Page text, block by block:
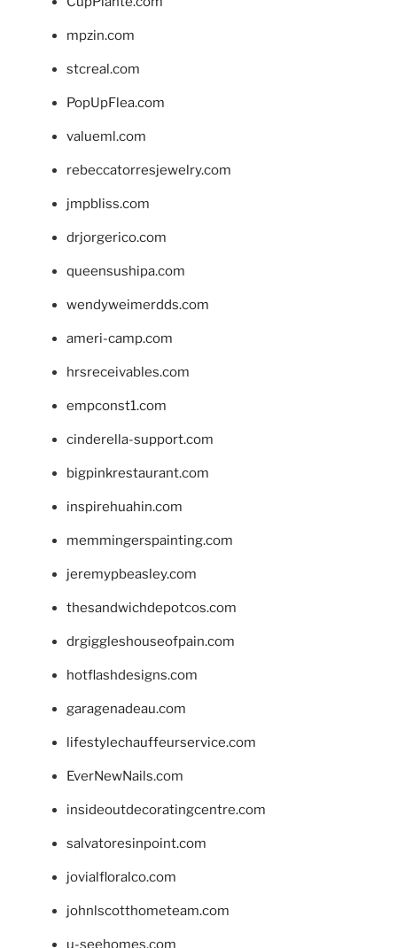
mpzin.com
stcreal.com
PopUpFlea.com
valueml.com
rebeccatorresjewelry.com
jmpbliss.com
drjorgerico.com
queensushipa.com
wendyweimerdds.com
ameri-camp.com
hrsreceivables.com
empconst1.com
cinderella-support.com
bigpinkrestaurant.com
inspirehuahin.com
memmingerspainting.com
jeremypbeasley.com
thesandwichdepotcos.com
drgiggleshouseofpain.com
hotflashdesigns.com
garagenadeau.com
lifestylechauffeurservice.com
EverNewNails.com
insideoutdecoratingcentre.com
salvatoresinpoint.com
jovialfloralco.com
johnlscotthometeam.com
u-seehomes.com